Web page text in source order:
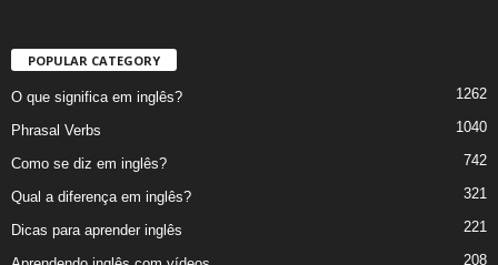
POPULAR CATEGORY
O que significa em inglês? 1262
Phrasal Verbs 1040
Como se diz em inglês? 742
Qual a diferença em inglês? 321
Dicas para aprender inglês 221
208